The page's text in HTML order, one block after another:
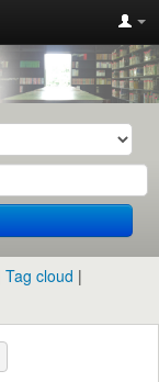
Tag cloud